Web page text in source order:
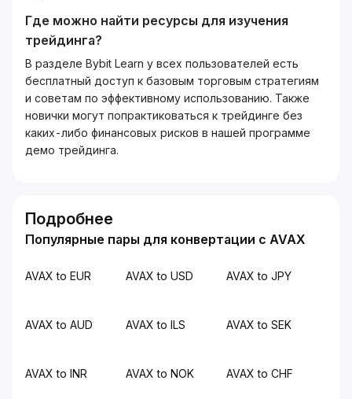
Где можно найти ресурсы для изучения
трейдинга?
В разделе Bybit Learn у всех пользователей есть
бесплатный доступ к базовым торговым стратегиям
и советам по эффективному использованию. Также
новички могут попрактиковаться к трейдинге без
каких-либо финансовых рисков в нашей программе
демо трейдинга.
Подробнее
Популярные пары для конвертации с AVAX
AVAX to EUR AVAX to USD AVAX to JPY
AVAX to AUD AVAX to ILS AVAX to SEK
AVAX to INR AVAX to NOK AVAX to CHF